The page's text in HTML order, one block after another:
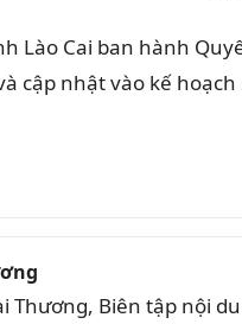
Lào Cai ban hành
cập nhật vào kế
Thương, Biên tập nội